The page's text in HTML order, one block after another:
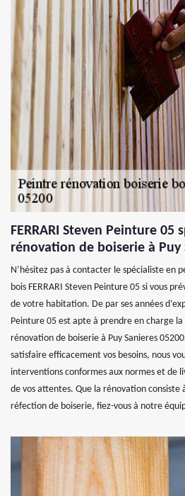
FERRARI Steven Peinture 05
rénovation de boiserie à Puy
N’hésitez pas à contacter le spécialiste en
bois FERRARI Steven Peinture 05 si vous
de votre habitation. De par ses années
Peinture 05 est apte à prendre en charge
rénovation de boiserie à Puy Sanieres
satisfaire efficacement vos besoins, nous
interventions conformes aux normes et de
de vos attentes. Que la rénovation consiste
réfection de boiserie, fiez-vous à notre